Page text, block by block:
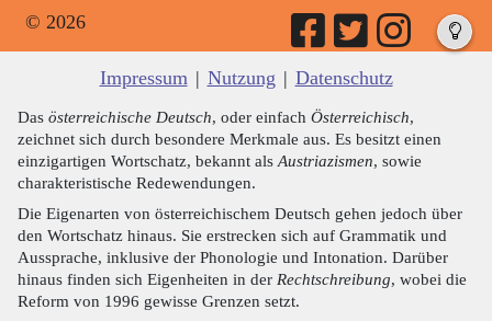
© 2026
Impressum | Nutzung | Datenschutz
Das österreichische Deutsch, oder einfach Österreichisch,
zeichnet sich durch besondere Merkmale aus. Es besitzt einen
einzigartigen Wortschatz, bekannt als Austriazismen, sowie
charakteristische Redewendungen.
Die Eigenarten von österreichischem Deutsch gehen jedoch über
den Wortschatz hinaus. Sie erstrecken sich auf Grammatik und
Aussprache, inklusive der Phonologie und Intonation. Darüber
hinaus finden sich Eigenheiten in der Rechtschreibung, wobei die
Reform von 1996 gewisse Grenzen setzt.